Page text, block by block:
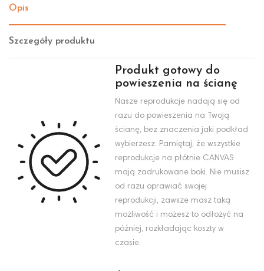
Opis
Szczegóły produktu
Produkt gotowy do
powieszenia na ścianę
Nasze reprodukcje nadają się od
razu do powieszenia na Twoją
ścianę, bez znaczenia jaki podkład
wybierzesz. Pamiętaj, że wszystkie
reprodukcje na płótnie CANVAS
mają zadrukowane boki. Nie musisz
od razu oprawiać swojej
reprodukcji, zawsze masz taką
możliwość i możesz to odłożyć na
później, rozkładając koszty w
czasie.